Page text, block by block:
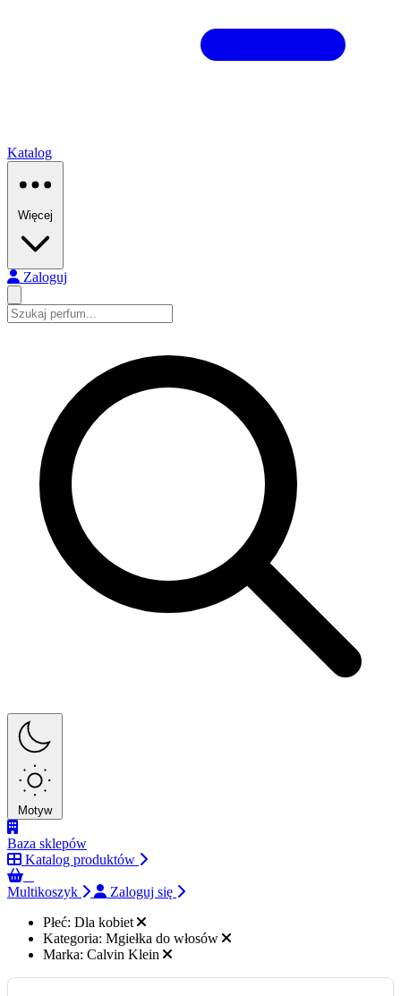
Katalog
Więcej
Zaloguj
Motyw
Baza sklepów
Katalog produktów
Multikoszyk
Zaloguj się
Płeć: Dla kobiet
Kategoria: Mgiełka do włosów
Marka: Calvin Klein